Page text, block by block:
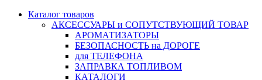
Каталог товаров
АКСЕССУАРЫ и СОПУТСТВУЮЩИЙ ТОВАР
АРОМАТИЗАТОРЫ
БЕЗОПАСНОСТЬ на ДОРОГЕ
для ТЕЛЕФОНА
ЗАПРАВКА ТОПЛИВОМ
КАТАЛОГИ